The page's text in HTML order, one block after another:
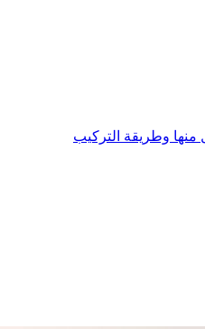
منها وطريقة التركيب